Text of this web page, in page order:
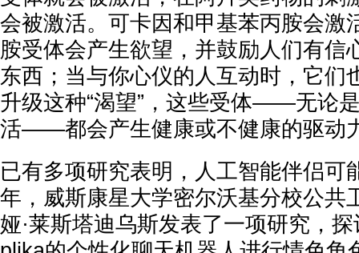
会被激活。可卡因和甲基苯丙胺会激
胺受体会产生欲望，并鼓励人们有信
东西；当与你心仪的人互动时，它们
升级这种“渴望”，这些受体——无论
活——都会产生健康或不健康的驱动
已有多项研究表明，人工智能伴侣可
年，威斯康星大学密尔沃基分校公共
娅·莱斯塔迪乌斯发表了一项研究，